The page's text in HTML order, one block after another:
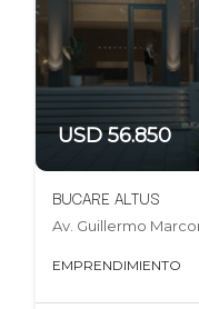
USD 56.850
BUCARE ALTUS
Av. Guillermo
EMPRENDIMIENTO